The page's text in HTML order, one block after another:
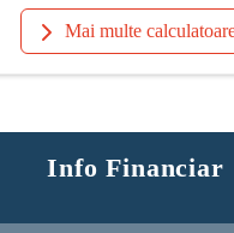
Mai multe
Info Financiar